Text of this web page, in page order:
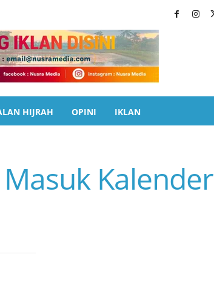
HIJRAH OPINI IKLAN
Kalender